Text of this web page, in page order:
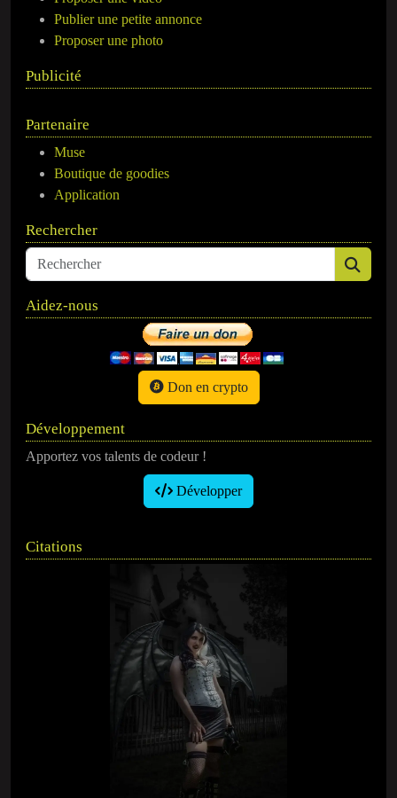
Publier une petite annonce
Proposer une photo
Publicité
Partenaire
Muse
Boutique de goodies
Application
Rechercher
Aidez-nous
Don en crypto
Développement
Apportez vos talents de codeur !
Développer
Citations